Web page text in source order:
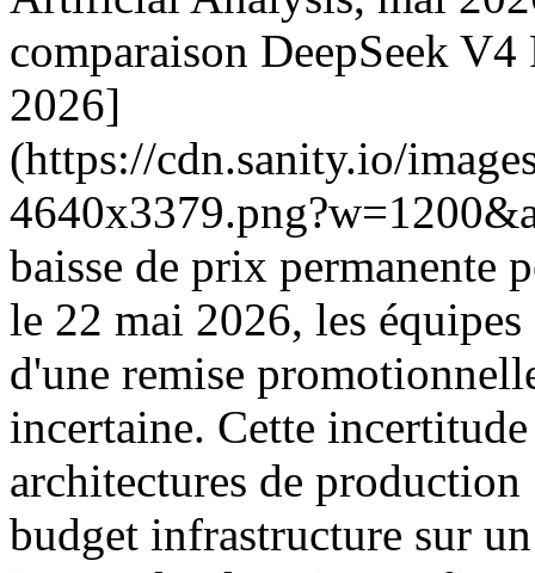
comparaison DeepSeek
2026]
(https://cdn.sanity.io/
baisse de prix permanente
le 22 mai 2026, les
d'une remise
incertaine. Cette
architectures de
budget infrastructure sur